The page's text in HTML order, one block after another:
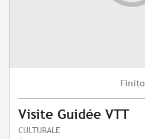
Finito
Visite Guidée VTT
CULTURALE